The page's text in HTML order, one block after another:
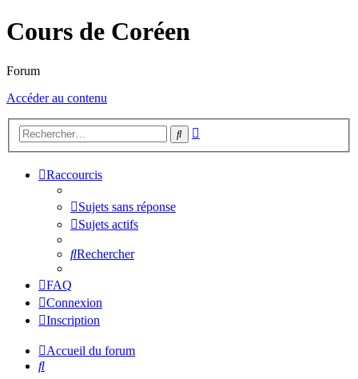
Cours de Coréen
Forum
Accéder au contenu
Rechercher
Raccourcis
Sujets sans réponse
Sujets actifs
Rechercher
FAQ
Connexion
Inscription
Accueil du forum
Rechercher